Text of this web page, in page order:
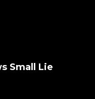
Small Lie